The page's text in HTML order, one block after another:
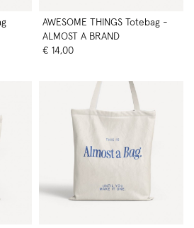
AWESOME THINGS Totebag -
ALMOST A BRAND
€ 14,00